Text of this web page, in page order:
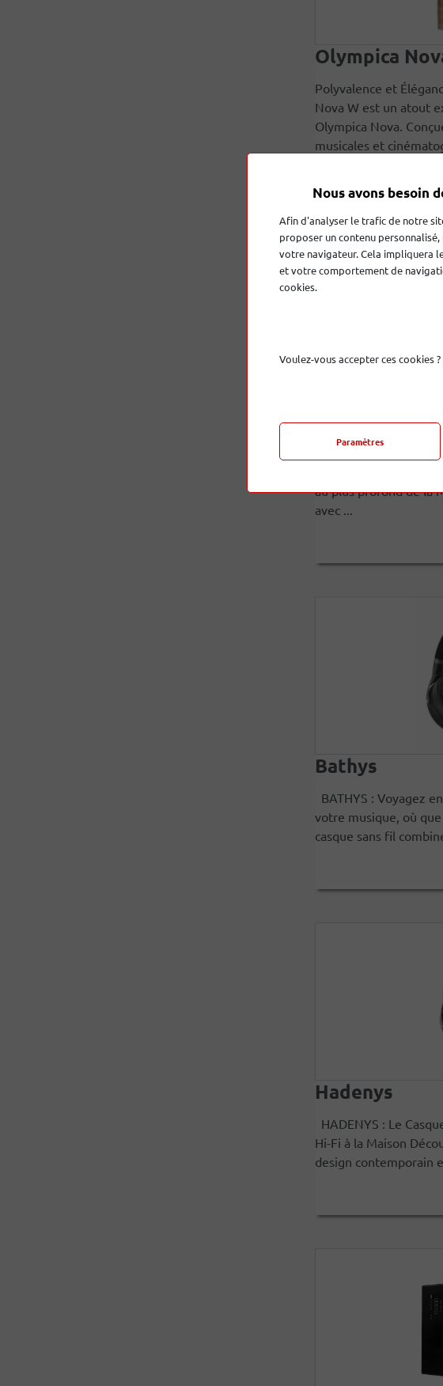
Olympica
Polyvalence et
Nova W est un atout
Olympica Nova.
musicales et
105 AER
au plus profond de la
avec ...
Bathys
BATHYS : Voyagez
votre musique, où que
casque sans fil
Hadenys
HADENYS : Le
Hi-Fi à la Maison
design contemporain
Nous avons besoin
Afin d'analyser le trafic de notre
proposer un contenu
votre navigateur. Cela impliquera
et votre comportement de
cookies.
Voulez-vous accepter ces cookies ?
Paramètres